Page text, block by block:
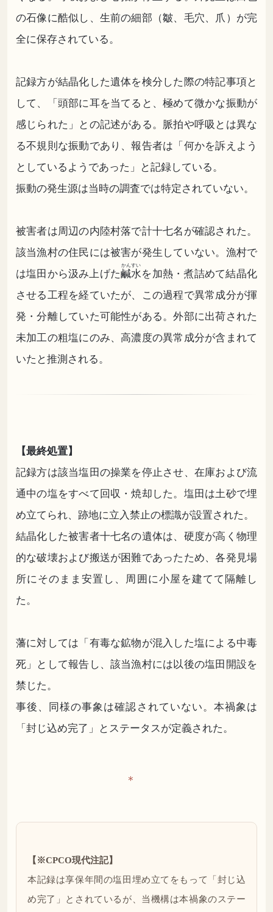
の石像に酷似し、生前の細部（皺、毛穴、爪）が完
全に保存されている。
記録方が結晶化した遺体を検分した際の特記事項と
して、「頭部に耳を当てると、極めて微かな振動が
感じられた」との記述がある。脈拍や呼吸とは異な
る不規則な振動であり、報告者は「何かを訴えよう
としているようであった」と記録している。
振動の発生源は当時の調査では特定されていない。
被害者は周辺の内陸村落で計十七名が確認された。
該当漁村の住民には被害が発生していない。漁村で
は塩田から汲み上げた鹹水
かんすい
を加熱・煮詰めて結晶化
させる工程を経ていたが、この過程で異常成分が揮
発・分離していた可能性がある。外部に出荷された
未加工の粗塩にのみ、高濃度の異常成分が含まれて
いたと推測される。
【最終処置】
記録方は該当塩田の操業を停止させ、在庫および流
通中の塩をすべて回収・焼却した。塩田は土砂で埋
め立てられ、跡地に立入禁止の標識が設置された。
結晶化した被害者十七名の遺体は、硬度が高く物理
的な破壊および搬送が困難であったため、各発見場
所にそのまま安置し、周囲に小屋を建てて隔離し
た。
藩に対しては「有毒な鉱物が混入した塩による中毒
死」として報告し、該当漁村には以後の塩田開設を
禁じた。
事後、同様の事象は確認されていない。本禍象は
「封じ込め完了」とステータスが定義された。
＊
【※CPCO現代注記】
本記録は享保年間の塩田埋め立てをもって「封じ込
め完了」とされているが、当機構は本禍象のステー